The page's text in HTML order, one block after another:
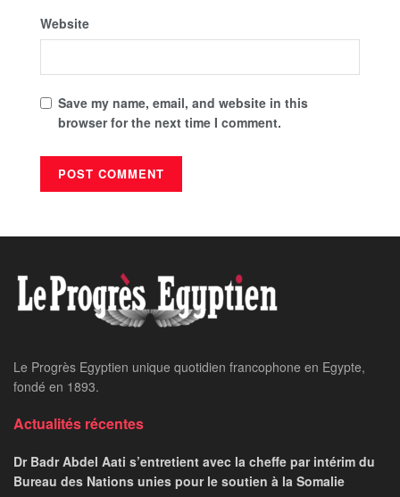
Website
Save my name, email, and website in this
browser for the next time I comment.
Le Progrès Egyptien unique quotidien francophone en Egypte,
fondé en 1893.
Actualités récentes
Dr Badr Abdel Aati s’entretient avec la cheffe par intérim du
Bureau des Nations unies pour le soutien à la Somalie